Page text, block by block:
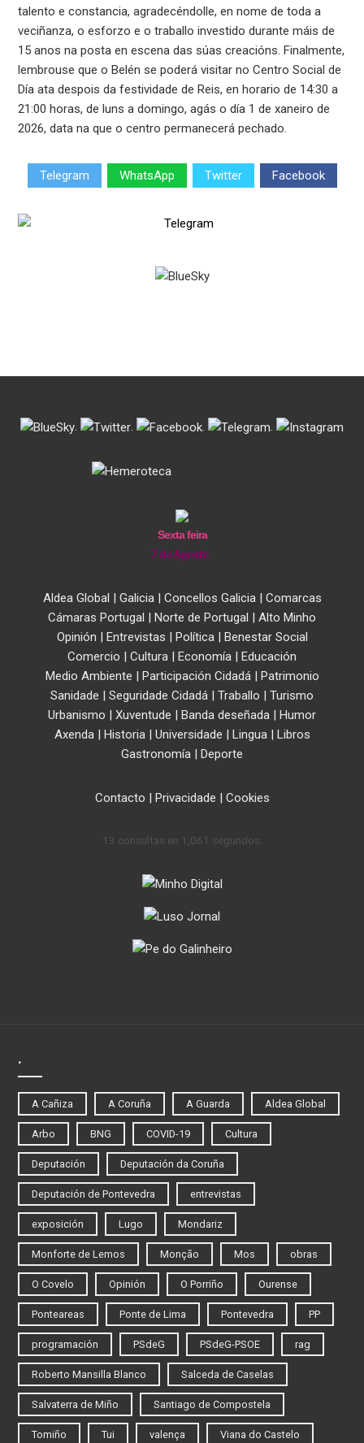
talento e constancia, agradecéndolle, en nome de toda a
veciñanza, o esforzo e o traballo investido durante máis de
15 anos na posta en escena das súas creacións. Finalmente,
lembrouse que o Belén se poderá visitar no Centro Social de
Día ata despois da festividade de Reis, en horario de 14:30 a
21:00 horas, de luns a domingo, agás o día 1 de xaneiro de
2026, data na que o centro permanecerá pechado.
Telegram WhatsApp Twitter Facebook
. . . .
Sexta feira
7 de Agosto
Aldea Global | Galicia| Concellos Galicia| Comarcas
Cámaras Portugal | Norte de Portugal | Alto Minho
Opinión | Entrevistas | Política| Benestar Social
Comercio | Cultura | Economía | Educación
Medio Ambiente | Participación Cidadá| Patrimonio
Sanidade | Seguridade Cidadá | Traballo | Turismo
Urbanismo | Xuventude | Banda deseñada | Humor
Axenda| Historia| Universidade | Lingua| Libros
Gastronomía | Deporte
Contacto | Privacidade | Cookies
13 consultas en 1,061 segundos.
.
A Cañiza A Coruña A Guarda Aldea Global
Arbo BNG COVID-19 Cultura
Deputación Deputación da Coruña
Deputación de Pontevedra entrevistas
exposición Lugo Mondariz
Monforte de Lemos Monção Mos obras
O Covelo Opinión O Porriño Ourense
Ponteareas Ponte de Lima Pontevedra PP
programación PSdeG PSdeG-PSOE rag
Roberto Mansilla Blanco Salceda de Caselas
Salvaterra de Miño Santiago de Compostela
Tomiño Tui valença Viana do Castelo